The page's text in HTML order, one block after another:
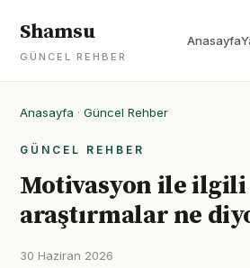
Shamsu
GÜNCEL REHBER
Anasayfa
Anasayfa · Güncel Rehber
GÜNCEL REHBER
Motivasyon ile ilgili
araştırmalar ne
30 Haziran 2026